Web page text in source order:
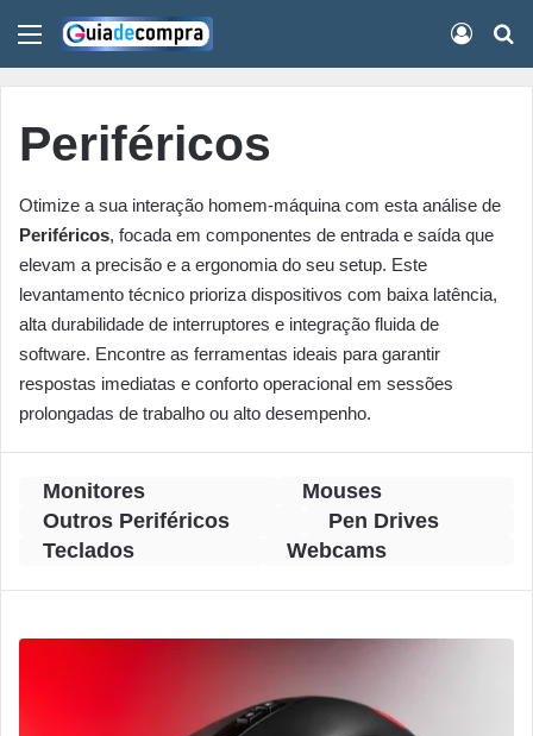
Menu
Periféricos
Otimize a sua interação homem-máquina com esta análise de
Periféricos, focada em componentes de entrada e saída que
elevam a precisão e a ergonomia do seu setup. Este
levantamento técnico prioriza dispositivos com baixa latência,
alta durabilidade de interruptores e integração fluida de
software. Encontre as ferramentas ideais para garantir
respostas imediatas e conforto operacional em sessões
prolongadas de trabalho ou alto desempenho.
Monitores
Mouses
Outros Periféricos
Pen Drives
Teclados
Webcams